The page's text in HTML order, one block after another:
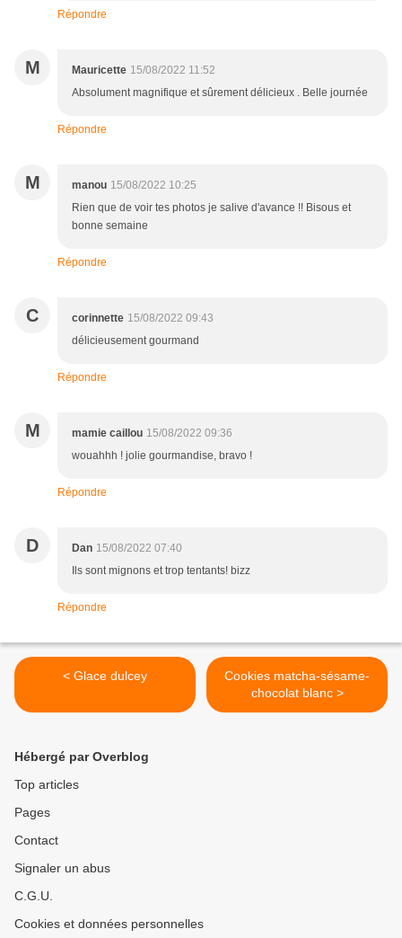
Répondre
M Mauricette 15/08/2022 11:52
Absolument magnifique et sûrement délicieux . Belle journée
Répondre
M manou 15/08/2022 10:25
Rien que de voir tes photos je salive d'avance !! Bisous et
bonne semaine
Répondre
C corinnette 15/08/2022 09:43
délicieusement gourmand
Répondre
M mamie caillou 15/08/2022 09:36
wouahhh ! jolie gourmandise, bravo !
Répondre
D Dan 15/08/2022 07:40
Ils sont mignons et trop tentants! bizz
Répondre
< Glace dulcey
Cookies matcha-sésame-
chocolat blanc >
Hébergé par Overblog
Top articles
Pages
Contact
Signaler un abus
C.G.U.
Cookies et données personnelles